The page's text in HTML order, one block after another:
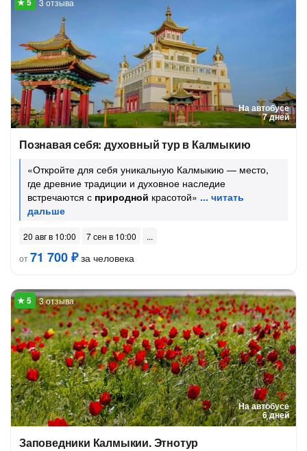
На автобусе
7 дней
3 отзыва
Познавая себя: духовный тур в Калмыкию
«Откройте для себя уникальную Калмыкию — место,
где древние традиции и духовное наследие
встречаются с природной красотой»
20 авг в 10:00
7 сен в 10:00
от71 700 ₽за человека
На автобусе
6 дней
3 отзыва
Заповедники Калмыкии. Этнотур